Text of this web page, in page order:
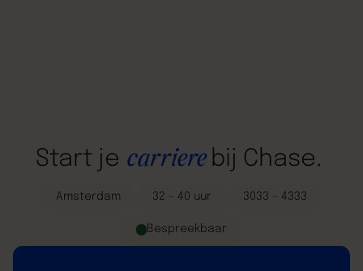
Start je carriere bij Chase.
Amsterdam 32 - 40 uur 3033 - 4333
Bespreekbaar